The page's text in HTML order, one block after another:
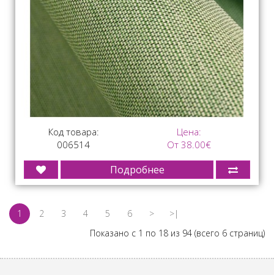
Код товара:
006514
Цена:
От 38.00€
Подробнее
1 2 3 4 5 6 >
>|
Показано с 1 по 18 из 94 (всего 6 страниц)